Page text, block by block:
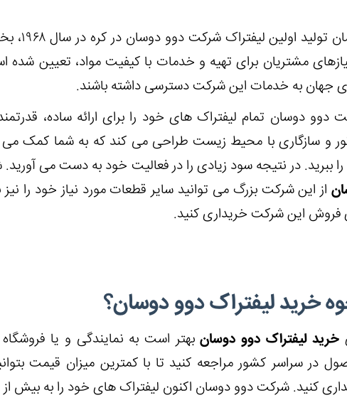
از زمان
مشتریان برای تهیه و خدمات با کیفیت مواد، تعیین شده
جهان به خدمات این شرکت دسترسی داشته باشند.
دوو دوسان تمام لیفتراک های خود را برای ارائه ساده،
و سازگاری با محیط زیست طراحی می کند که به شما کمک می
را ببرید. در نتیجه سود زیادی را در فعالیت خود به دست می
از این شرکت بزرگ می توانید سایر قطعات مورد نیاز خود را
این شرکت خریداری کنید.
خرید لیفتراک دوو دوسان؟
خرید لیفتراک دوو دوسانبهتر است به نمایندگی و یا
در سراسر کشور مراجعه کنید تا با کمترین میزان قیمت